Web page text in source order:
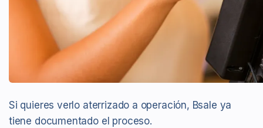
Si quieres verlo aterrizado a operación, Bsale ya
tiene documentado el proceso.